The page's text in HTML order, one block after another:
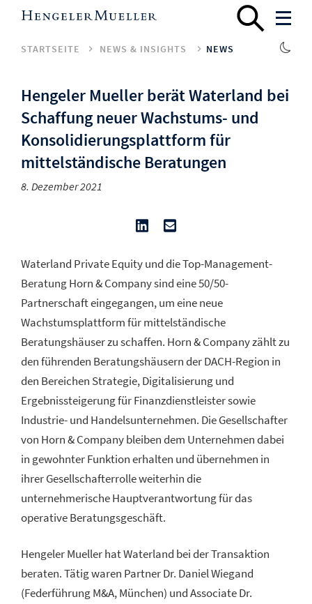
STARTSEITE NEWS & INSIGHTS NEWS
Hengeler Mueller berät Waterland bei
Schaffung neuer Wachstums- und
Konsolidierungsplattform für
mittelständische Beratungen
8. Dezember 2021
Waterland Private Equity und die Top-Management-
Beratung Horn & Company sind eine 50/50-
Partnerschaft eingegangen, um eine neue
Wachstumsplattform für mittelständische
Beratungshäuser zu schaffen. Horn & Company zählt zu
den führenden Beratungshäusern der DACH-Region in
den Bereichen Strategie, Digitalisierung und
Ergebnissteigerung für Finanzdienstleister sowie
Industrie- und Handelsunternehmen. Die Gesellschafter
von Horn & Company bleiben dem Unternehmen dabei
in gewohnter Funktion erhalten und übernehmen in
ihrer Gesellschafterrolle weiterhin die
unternehmerische Hauptverantwortung für das
operative Beratungsgeschäft.
Hengeler Mueller hat Waterland bei der Transaktion
beraten. Tätig waren Partner Dr. Daniel Wiegand
(Federführung M&A, München) und Associate Dr.